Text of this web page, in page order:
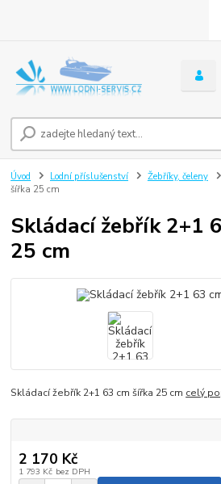
Úvod Lodní příslušenství Žebříky, čeleny
šířka 25 cm
Skládací žebřík 2+1
25 cm
Skládací žebřík 2+1 63 cm šířka 25 cm celý
2 170 Kč
1 793 Kč bez DPH